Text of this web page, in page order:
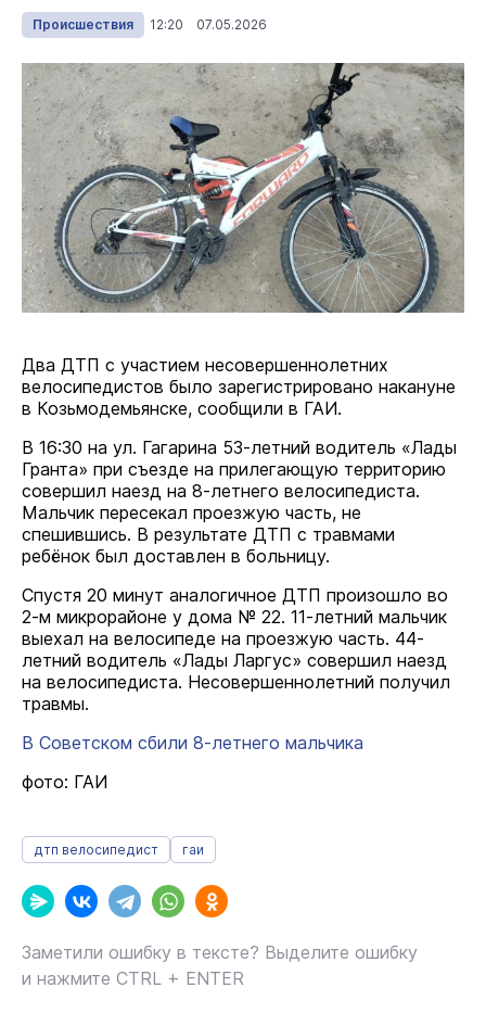
Происшествия 12:20 07.05.2026
Два ДТП с участием несовершеннолетних
велосипедистов было зарегистрировано накануне
в Козьмодемьянске, сообщили в ГАИ.
В 16:30 на ул. Гагарина 53-летний водитель «Лады
Гранта» при съезде на прилегающую территорию
совершил наезд на 8-летнего велосипедиста.
Мальчик пересекал проезжую часть, не
спешившись. В результате ДТП с травмами
ребёнок был доставлен в больницу.
Спустя 20 минут аналогичное ДТП произошло во
2-м микрорайоне у дома № 22. 11-летний мальчик
выехал на велосипеде на проезжую часть. 44-
летний водитель «Лады Ларгус» совершил наезд
на велосипедиста. Несовершеннолетний получил
травмы.
В Советском сбили 8-летнего мальчика
фото: ГАИ
дтп велосипедист гаи
Заметили ошибку в тексте? Выделите ошибку
и нажмите CTRL + ENTER